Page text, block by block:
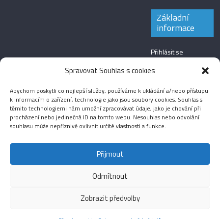
Spravovat Souhlas s cookies
Abychom poskytli co nejlepší služby, používáme k ukládání a/nebo přístupu
k informacím o zařízení, technologie jako jsou soubory cookies. Souhlas s
těmito technologiemi nám umožní zpracovávat údaje, jako je chování při
procházení nebo jedinečná ID na tomto webu. Nesouhlas nebo odvolání
souhlasu může nepříznivě ovlivnit určité vlastnosti a funkce.
Přijmout
Odmítnout
Zobrazit předvolby
Základní
informace
Přihlásit se
Zdroj kanálů
Kanál komentářů
Česká lokalizace
Fotografie Audio
Copyright © 2026Média IKSŽ. All rights reserved.
Theme: ColorMag Pro byThemeGrill. Drevet av